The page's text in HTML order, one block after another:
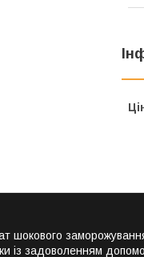
шокового
із задоволенням